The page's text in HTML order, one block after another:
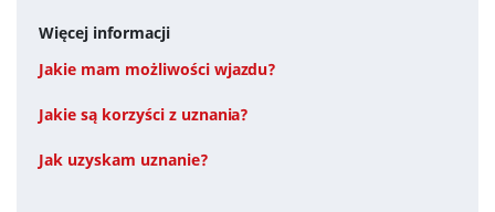
Więcej informacji
Jakie mam możliwości wjazdu?
Jakie są korzyści z uznania?
Jak uzyskam uznanie?